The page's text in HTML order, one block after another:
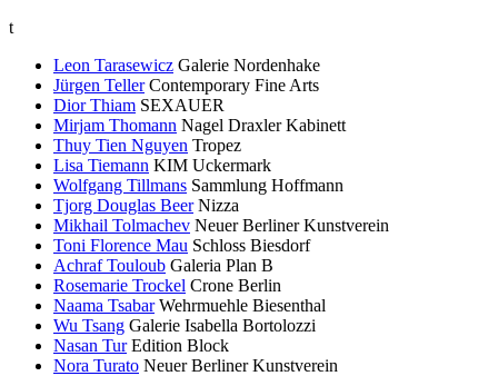
t
Leon Tarasewicz Galerie Nordenhake
Jürgen Teller Contemporary Fine Arts
Dior Thiam SEXAUER
Mirjam Thomann Nagel Draxler Kabinett
Thuy Tien Nguyen Tropez
Lisa Tiemann KIM Uckermark
Wolfgang Tillmans Sammlung Hoffmann
Tjorg Douglas Beer Nizza
Mikhail Tolmachev Neuer Berliner Kunstverein
Toni Florence Mau Schloss Biesdorf
Achraf Touloub Galeria Plan B
Rosemarie Trockel Crone Berlin
Naama Tsabar Wehrmuehle Biesenthal
Wu Tsang Galerie Isabella Bortolozzi
Nasan Tur Edition Block
Nora Turato Neuer Berliner Kunstverein